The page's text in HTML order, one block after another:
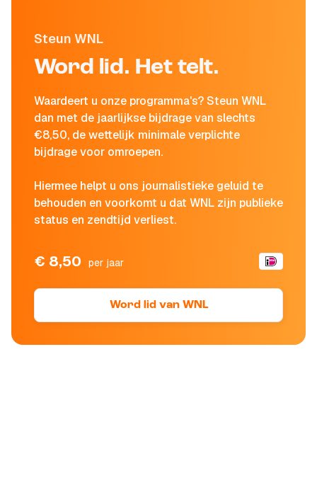
Steun WNL
Word lid. Het telt.
Waardeert u onze programma's? Steun WNL
dan met de jaarlijkse bijdrage van slechts
€8,50, de wettelijk minimale verplichte
bijdrage voor omroepen.
Hiermee helpt u ons journalistieke geluid te
behouden en voorkomt u dat WNL zijn publieke
status en zendtijd verliest.
€ 8,50 per jaar
Word lid van WNL